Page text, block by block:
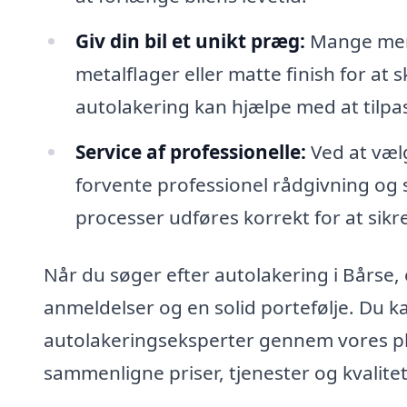
Giv din bil et unikt præg: Mange
metalflager eller matte finish for at
autolakering kan hjælpe med at
Service af professionelle: Ved at
forvente professionel rådgivning og
processer udføres korrekt for at
Når du søger efter autolakering i
anmeldelser og en solid portefølje. Du
autolakeringseksperter gennem vores
sammenligne priser, tjenester og